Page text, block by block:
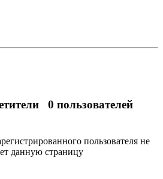
0 пользователей
пользователя не
данную страницу